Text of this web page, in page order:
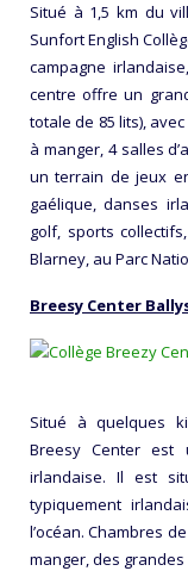
Situé à 1,5 km du
Sunfort English
campagne
centre offre un
totale de 85 lits),
à manger, 4 salles
un terrain de jeux
gaélique, danses
golf, sports
Blarney, au Parc
Breesy Center
Situé à quelques
Breesy Center
irlandaise. Il est
typiquement
l’océan. Chambres
manger, des grandes